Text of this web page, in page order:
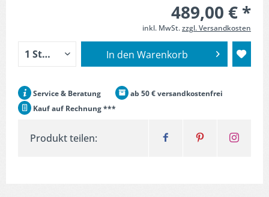
489,00 € *
inkl. MwSt.zzgl. Versandkosten
In den Warenkorb
Service & Beratung
ab 50 € versandkostenfrei
Kauf auf Rechnung ***
Produkt teilen: